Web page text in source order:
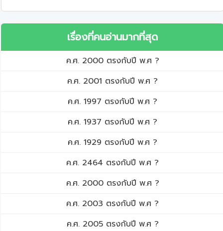
เรื่องที่คนอ่านมากที่สุด
ค.ศ. 2000 ตรงกับปี พ.ศ ?
ค.ศ. 2001 ตรงกับปี พ.ศ ?
ค.ศ. 1997 ตรงกับปี พ.ศ ?
ค.ศ. 1937 ตรงกับปี พ.ศ ?
ค.ศ. 1929 ตรงกับปี พ.ศ ?
ค.ศ. 2464 ตรงกับปี พ.ศ ?
ค.ศ. 2000 ตรงกับปี พ.ศ ?
ค.ศ. 2003 ตรงกับปี พ.ศ ?
ค.ศ. 2005 ตรงกับปี พ.ศ ?